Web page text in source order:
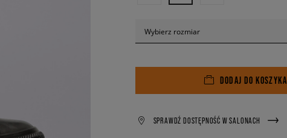
Wybierz rozmiar
DODAJ DO KOSZYKA
SPRAWDŹ DOSTĘPNOŚĆ W SALONACH